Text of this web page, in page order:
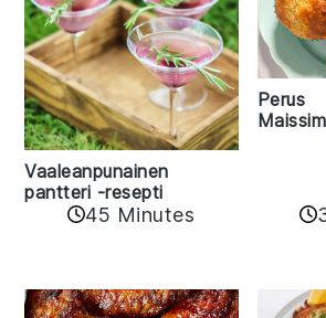
Vaaleanpunainen
pantteri -resepti
45 Minutes
Perus